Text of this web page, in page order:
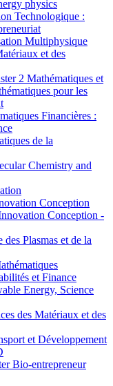
physics
Technologique :
Multiphysique
et des
2 Mathématiques et
pour les
Financières :
de la
Chemistry and
Conception
Conception -
Plasmas et de la
et Finance
Energy, Science
des Matériaux et des
et Développement
Bio-entrepreneur